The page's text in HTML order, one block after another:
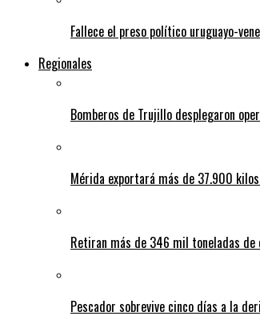
Fallece el preso político uruguayo-
Regionales
Bomberos de Trujillo desplegaron
Mérida exportará más de 37.900 kilos
Retiran más de 346 mil toneladas
Pescador sobrevive cinco días a la